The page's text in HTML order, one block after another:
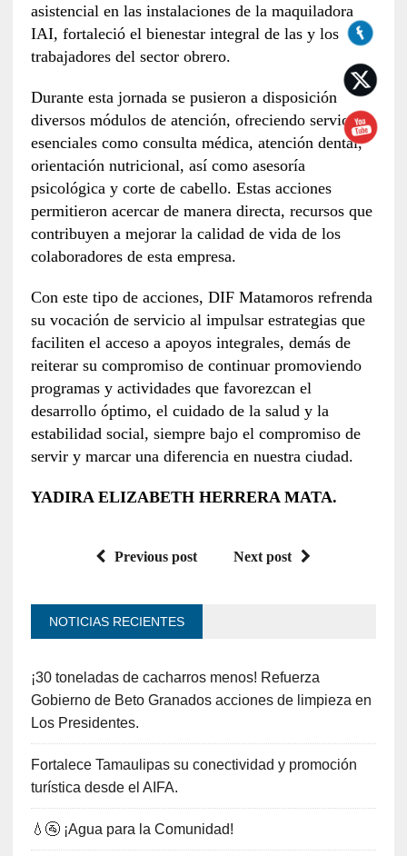
asistencial en las instalaciones de la maquiladora
IAI, fortaleció el bienestar integral de las y los
trabajadores del sector obrero.
Durante esta jornada se pusieron a disposición
diversos módulos de atención, ofreciendo servicios
esenciales como consulta médica, atención dental,
orientación nutricional, así como asesoría
psicológica y corte de cabello. Estas acciones
permitieron acercar de manera directa, recursos que
contribuyen a mejorar la calidad de vida de los
colaboradores de esta empresa.
Con este tipo de acciones, DIF Matamoros refrenda
su vocación de servicio al impulsar estrategias que
faciliten el acceso a apoyos integrales, demás de
reiterar su compromiso de continuar promoviendo
programas y actividades que favorezcan el
desarrollo óptimo, el cuidado de la salud y la
estabilidad social, siempre bajo el compromiso de
servir y marcar una diferencia en nuestra ciudad.
YADIRA ELIZABETH HERRERA MATA.
Previous post Next post
NOTICIAS RECIENTES
¡30 toneladas de cacharros menos! Refuerza
Gobierno de Beto Granados acciones de limpieza en
Los Presidentes.
Fortalece Tamaulipas su conectividad y promoción
turística desde el AIFA.
💧🚰 ¡Agua para la Comunidad!